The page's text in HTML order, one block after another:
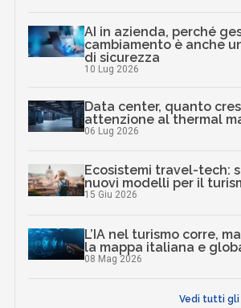
AI in azienda, perché
cambiamento è anche
di sicurezza
10 Lug 2026
Data center, quanto
attenzione al thermal
06 Lug 2026
Ecosistemi travel-tech:
nuovi modelli per il
15 Giu 2026
L’IA nel turismo corre,
la mappa italiana e
08 Mag 2026
Vedi tutti gli